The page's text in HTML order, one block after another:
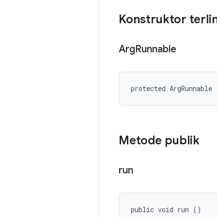
Konstruktor
ArgRunnable
protected
Metode publik
run
public void run ()